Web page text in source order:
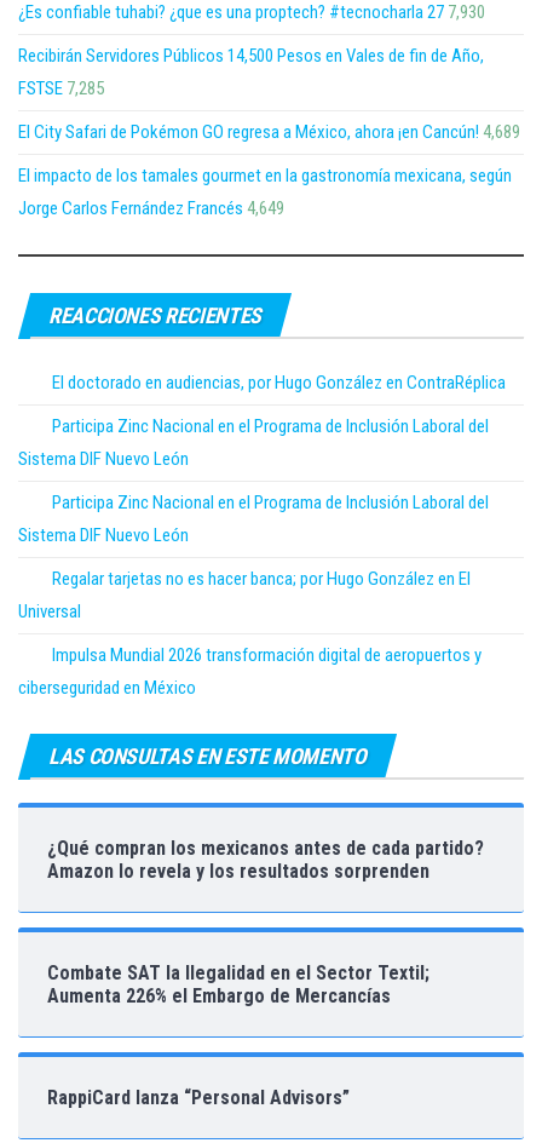
¿Es confiable tuhabi? ¿que es una proptech? #tecnocharla 27 7,930
Recibirán Servidores Públicos 14,500 Pesos en Vales de fin de Año,
FSTSE 7,285
El City Safari de Pokémon GO regresa a México, ahora ¡en Cancún! 4,689
El impacto de los tamales gourmet en la gastronomía mexicana, según
Jorge Carlos Fernández Francés 4,649
REACCIONES RECIENTES
El doctorado en audiencias, por Hugo González en ContraRéplica
Participa Zinc Nacional en el Programa de Inclusión Laboral del
Sistema DIF Nuevo León
Participa Zinc Nacional en el Programa de Inclusión Laboral del
Sistema DIF Nuevo León
Regalar tarjetas no es hacer banca; por Hugo González en El
Universal
Impulsa Mundial 2026 transformación digital de aeropuertos y
ciberseguridad en México
LAS CONSULTAS EN ESTE MOMENTO
¿Qué compran los mexicanos antes de cada partido?
Amazon lo revela y los resultados sorprenden
Combate SAT la Ilegalidad en el Sector Textil;
Aumenta 226% el Embargo de Mercancías
RappiCard lanza “Personal Advisors”